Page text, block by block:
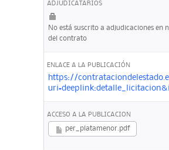
ADJUDICATARIOS
No está suscrito a adjudicaciones en
del contrato
ENLACE A LA PUBLICACIÓN
https://
ACCESO A LA PUBLICACION
per_platamenor.pdf